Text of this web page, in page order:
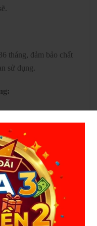
tháng, đảm bảo chất
sử dụng.
cường khoái cảm và